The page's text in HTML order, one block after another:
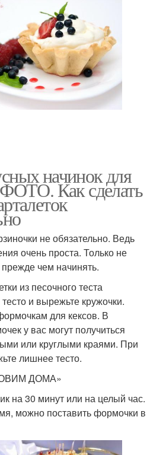
начинок для
ФОТО. Как сделать
не обязательно. Ведь
очень проста. Только не
прежде чем начинять.
из песочного теста
и вырежьте кружочки.
для кексов. В
у вас могут получиться
или круглыми краями. При
лишнее тесто.
ДОМА»
на 30 минут или на целый час.
можно поставить формочки в